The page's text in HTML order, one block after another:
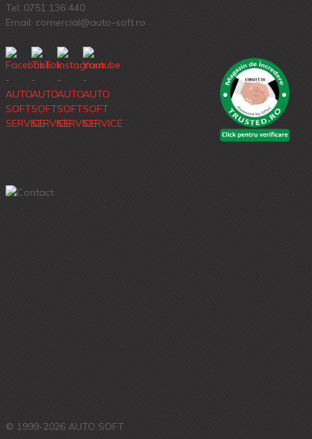
Tel: 0751 136 440
Email: comercial@auto-soft.ro
© 1999-2026 AUTO SOFT